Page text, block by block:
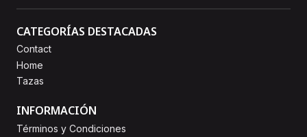
CATEGORÍAS DESTACADAS
Contact
Home
Tazas
INFORMACIÓN
Términos y Condiciones